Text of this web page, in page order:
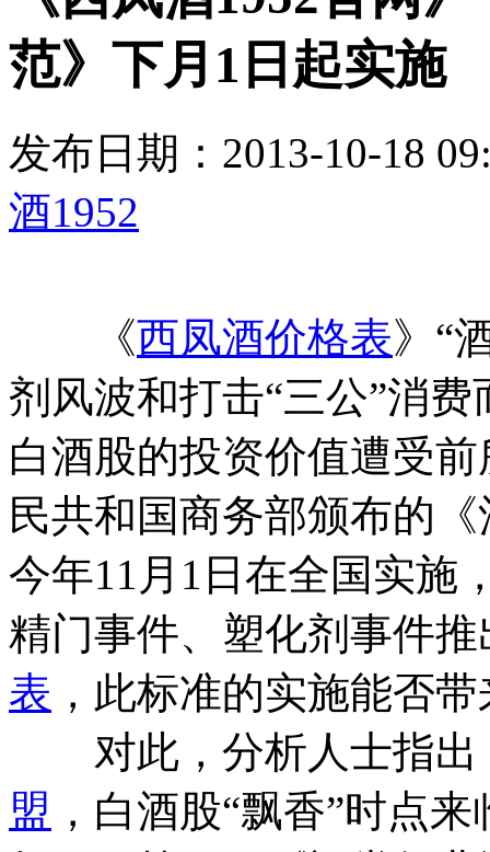
范》下月1日起实施
发布日期：2013-10-18
酒1952
《西凤酒价格表》“
剂风波和打击“三公”消
白酒股的投资价值遭受
民共和国商务部颁布的
今年11月1日在全国实施
精门事件、塑化剂事件
表 ，此标准的实施能否
对此，分析人士指出
盟 ，白酒股“飘香”时点